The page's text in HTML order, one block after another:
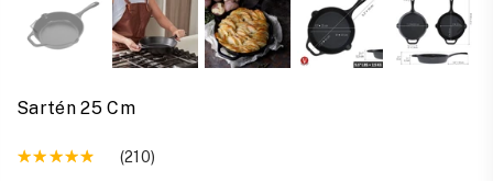
Sartén 25 Cm
(210)